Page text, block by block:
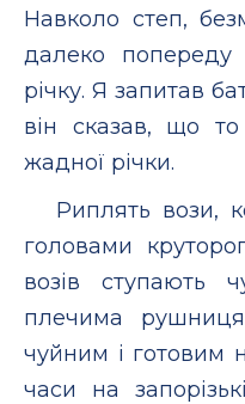
Навколо степ,
далеко
річку. Я запитав
він сказав, що
жадної річки.
Риплять вози,
головами
возів ступають
плечима
чуйним і готовим
часи на